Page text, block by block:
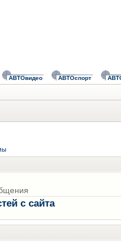
АВТОвидео АВТОспорт
с сайта